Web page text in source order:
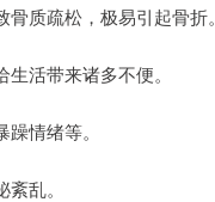
质疏松，极易引起骨折。
活带来诸多不便。
情绪等。
乱。